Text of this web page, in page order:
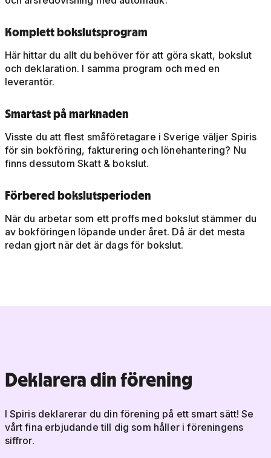
Komplett bokslutsprogram
Här hittar du allt du behöver för att göra skatt, bokslut
och deklaration. I samma program och med en
leverantör.
Smartast på marknaden
Visste du att flest småföretagare i Sverige väljer Spiris
för sin bokföring, fakturering och lönehantering? Nu
finns dessutom Skatt & bokslut.
Förbered bokslutsperioden
När du arbetar som ett proffs med bokslut stämmer du
av bokföringen löpande under året. Då är det mesta
redan gjort när det är dags för bokslut.
Deklarera din förening
I Spiris deklarerar du din förening på ett smart sätt! Se
vårt fina erbjudande till dig som håller i föreningens
siffror.